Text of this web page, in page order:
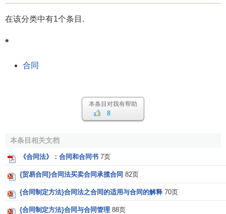
在该分类中有1个条目.
*
合同
本条目对我有帮助
8
本条目相关文档
《合同法》：合同和合同书 7页
{贸易合同}合同法买卖合同承揽合同 82页
{合同制定方法}合同法之合同的适用与合同的解释 70页
{合同制定方法}合同与合同管理 88页